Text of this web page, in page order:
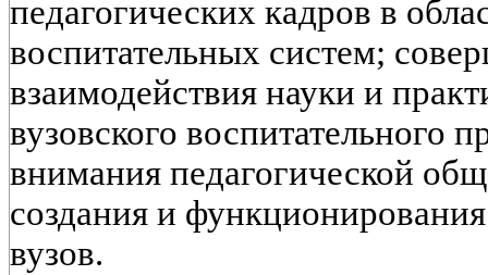
педагогических кадров в
воспитательных систем;
взаимодействия науки и
вузовского воспитательного
внимания педагогической
создания и
вузов.